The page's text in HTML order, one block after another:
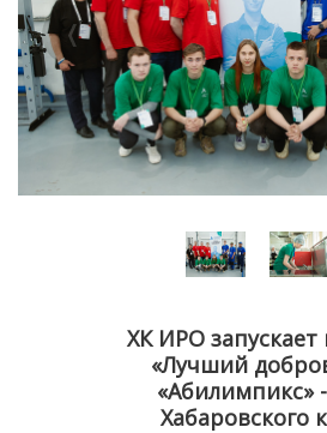
ХК ИРО запускает
«Лучший
«Абилимпикс»
Хабаровского